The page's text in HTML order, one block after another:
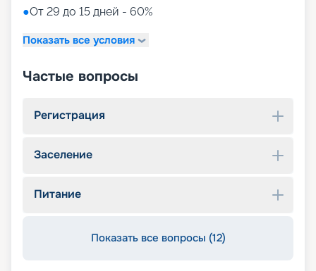
●От 29 до 15 дней - 60%
Показать все условия
Частые вопросы
Регистрация
Заселение
Питание
Показать все вопросы (12)